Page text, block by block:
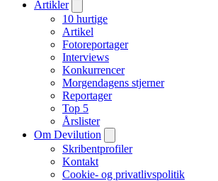
Artikler
10 hurtige
Artikel
Fotoreportager
Interviews
Konkurrencer
Morgendagens stjerner
Reportager
Top 5
Årslister
Om Devilution
Skribentprofiler
Kontakt
Cookie- og privatlivspolitik